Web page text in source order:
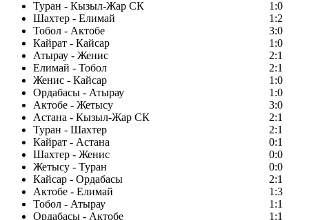
Туран - Кызыл-Жар СК
1:0
Шахтер - Елимай
1:2
Тобол - Актобе
3:0
Кайрат - Кайсар
1:0
Атырау - Женис
2:1
Елимай - Тобол
2:1
Женис - Кайсар
1:0
Ордабасы - Атырау
1:0
Актобе - Жетысу
3:0
Астана - Кызыл-Жар СК
2:1
Туран - Шахтер
2:1
Кайрат - Астана
0:1
Шахтер - Женис
0:0
Жетысу - Туран
0:0
Кайсар - Ордабасы
2:1
Актобе - Елимай
1:3
Тобол - Атырау
1:1
Ордабасы - Актобе
1:1